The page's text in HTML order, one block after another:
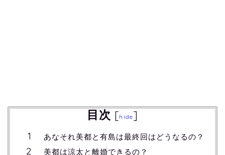
目次 [hide]
あなそれ美都と有島は最終回はどうなるの？
美都は涼太と離婚できるの？